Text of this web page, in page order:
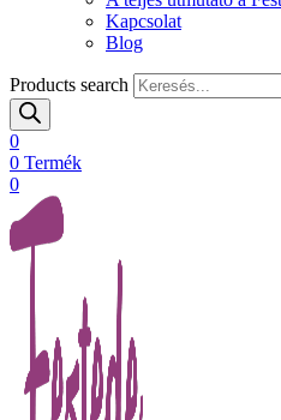
Kapcsolat
Blog
Products search
0
0 Termék
0